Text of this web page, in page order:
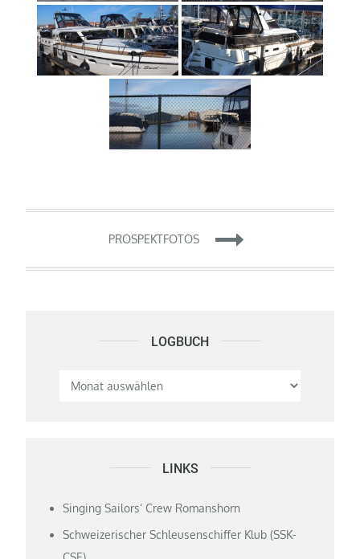
Beitragsnavigation
PROSPEKTFOTOS
LOGBUCH Logbuch
LINKS
Singing Sailors‘ Crew Romanshorn
Schweizerischer Schleusenschiffer Klub (SSK-